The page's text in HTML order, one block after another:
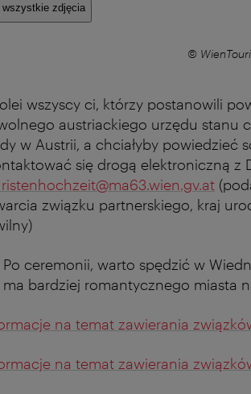
wszystkie zdjęcia
©
wszyscy ci, którzy postanowili
austriackiego urzędu stanu
w Austrii, a chciałyby powiedzieć
się drogą elektroniczną z
związku partnerskiego, kraj
Po ceremonii, warto spędzić w
ma bardziej romantycznego miasta
na temat zawierania
na temat zawierania